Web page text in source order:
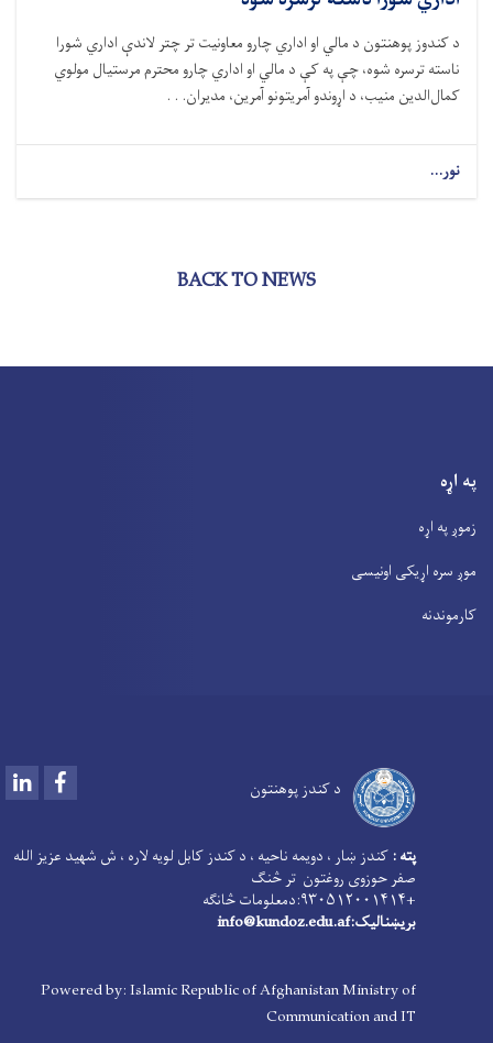
د کندوز پوهنتون د مالي او اداري چارو معاونیت تر چتر لاندې اداري شورا
ناسته ترسره شوه، چې په کې د مالي او اداري چارو محترم مرستیال مولوي
کمال‌الدین منیب، د اړوندو آمریتونو آمرین، مدیران. . .
نور...
BACK TO NEWS
په اړه
زموږ په اړه
موږ سره اړیکی اونیسی
کارموندنه
د کندز پوهنتون LinkedIn
پته : کندز ښار ، دویمه ناحیه ، د کندز کابل لویه لاره ، ش شهید عزیز الله
صفر حوزوی روغتون تر څنګ
+۹۳۰۵۱۲۰۰۱۴۱۴:دمعلومات څانګه
بریښنالیک:info@kundoz.edu.af
Powered by: Islamic Republic of Afghanistan Ministry of
Communication and IT